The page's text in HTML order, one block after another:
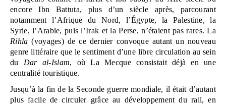
encore Ibn Battuta, plus d’un siècle après, parcourant
notamment l’Afrique du Nord, l’Égypte, la Palestine, la
Rihla (voyages) de ce dernier convoque autant un nouveau
genre littéraire que le sentiment d’une libre circulation au sein
du Dar al-Islam, où La Mecque consistait déjà en une
centralité touristique.
Jusqu’à la fin de la Seconde guerre mondiale, il était d’autant
plus facile de circuler grâce au développement du rail, en